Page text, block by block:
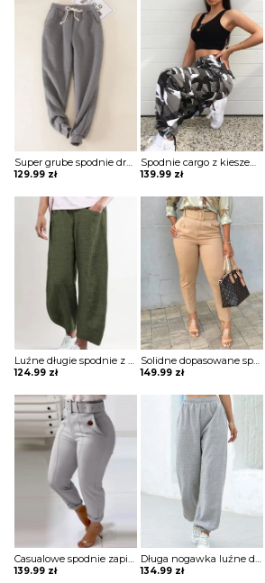
Super grube spodnie dresowe z gładkim sznurkiem w talii szorty Willamina
129.99 zł
Spodnie cargo z kieszeniami w kamuflażu Tinisha
139.99 zł
Luźne długie spodnie z solidną kieszenią szorty Dotty
124.99 zł
Solidne dopasowane spodnie z kieszeniami Thordis
149.99 zł
Casualowe spodnie zapinane na guziki Hiroko
139.99 zł
Długa nogawka luźne dresowe jednolite bez wzoru ściągacz wiązane kieszenie casual spodnie Iyana
134.99 zł